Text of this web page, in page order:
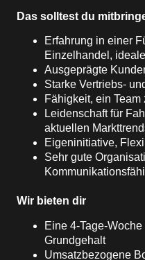
Das solltest du
Erfahrung in einer
Einzelhandel,
Ausgeprägte
Starke Vertriebs-
Fähigkeit, ein
Leidenschaft für
aktuellen
Eigeninitiative,
Sehr gute
Wir bieten dir
Eine 4-Tage-
Grundgehalt
Umsatzbezogene